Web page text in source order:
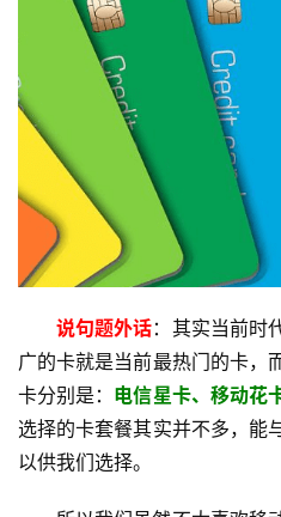
移
动
I
卡
通
套
餐
卡
说句题外话：其实当前时
广的卡就是当前最热门的卡，
卡分别是： 电信星卡、移动花
选择的卡套餐其实并不多，能
以供我们选择。